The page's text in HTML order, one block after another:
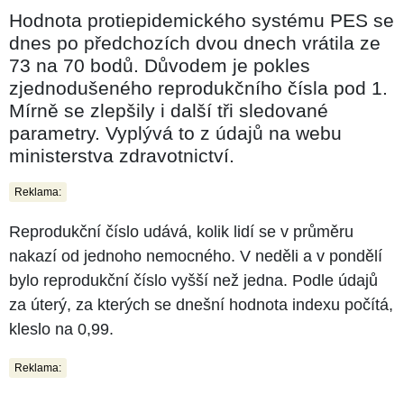
Hodnota protiepidemického systému PES se
dnes po předchozích dvou dnech vrátila ze
73 na 70 bodů. Důvodem je pokles
zjednodušeného reprodukčního čísla pod 1.
Mírně se zlepšily i další tři sledované
parametry. Vyplývá to z údajů na webu
ministerstva zdravotnictví.
Reklama:
Reprodukční číslo udává, kolik lidí se v průměru
nakazí od jednoho nemocného. V neděli a v pondělí
bylo reprodukční číslo vyšší než jedna. Podle údajů
za úterý, za kterých se dnešní hodnota indexu počítá,
kleslo na 0,99.
Reklama: